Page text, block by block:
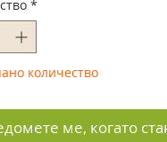
*
количество
ме, когато